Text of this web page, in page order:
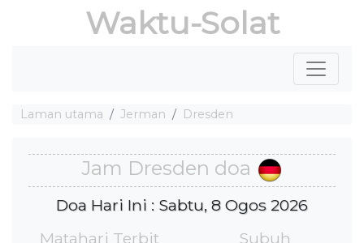
Waktu-Solat
Laman utama Jerman Dresden
Jam Dresden doa
Doa Hari Ini : Sabtu, 8 Ogos 2026
Matahari Terbit
Subuh